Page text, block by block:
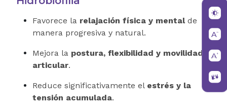
Favorece la relajación física y mentalde
manera progresiva y natural.
Mejora la postura, flexibilidad y movilidad
articular.
Reduce significativamente el estrés y la
tensión acumulada.